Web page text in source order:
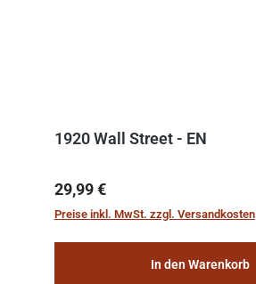
1920 Wall Street - EN
Regulärer Preis:
29,99 €
Preise inkl. MwSt. zzgl. Versandkosten
In den Warenkorb